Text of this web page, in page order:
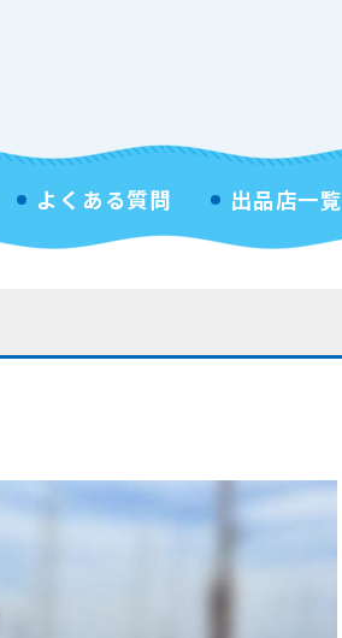
よくある質問 出品店一覧